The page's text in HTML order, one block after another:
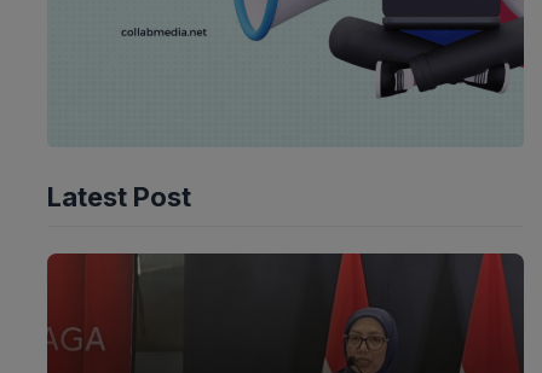
Latest Post